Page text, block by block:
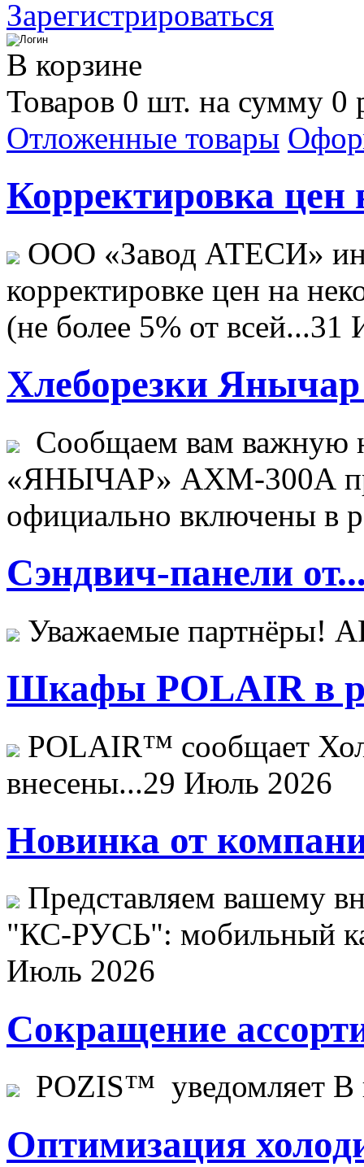
Зарегистрироваться
В корзине
Товаров 0 шт. на сумму 0
Отложенные товары
Корректировка цен
ООО «Завод АТЕСИ»
корректировке цен на
(не более 5% от всей...31
Хлеборезки Янычар
Сообщаем вам важную
«ЯНЫЧАР» АХМ-300А
официально включены в
Сэндвич-панели
Уважаемые
Шкафы POLAIR в
POLAIR™ сообщает
внесены...29 Июль 2026
Новинка от
Представляем вашему
"КС-РУСЬ": мобильный
Июль 2026
Сокращение
POZIS™ уведомляет В
Оптимизация